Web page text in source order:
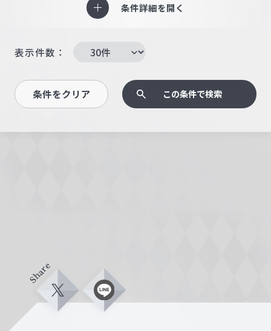
条件詳細を開く
表示件数：
条件をクリア この条件で検索
Share
X L
i